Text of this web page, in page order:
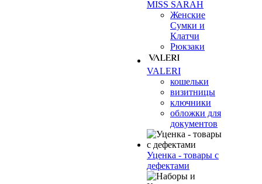
MISS SARAH
Женские
Сумки и
Клатчи
Рюкзаки
VALERI
кошельки
визитницы
ключники
обложки для
документов
Уценка - товары с
дефектами